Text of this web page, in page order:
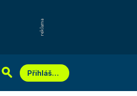
Přihlášení